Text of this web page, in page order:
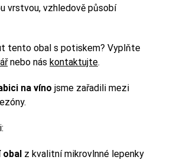
vrstvou, vzhledově působí
tento obal s potiskem? Vyplňte
nebo nás kontaktujte.
na víno jsme zařadili mezi
obal z kvalitní mikrovlnné lepenky